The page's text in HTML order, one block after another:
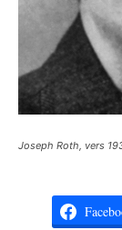
Joseph Roth, vers